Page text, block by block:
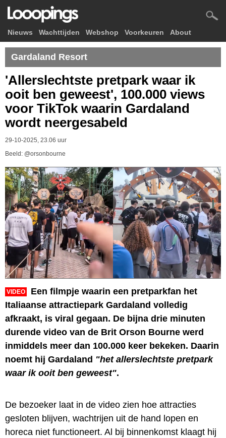
Nieuws Wachttijden Webshop Voorkeuren About
Gardaland Resort
'Allerslechtste pretpark waar ik
ooit ben geweest', 100.000 views
voor TikTok waarin Gardaland
wordt neergesabeld
29-10-2025, 23.06 uur
Beeld: @orsonbourne
VIDEO
Een filmpje waarin een pretparkfan het
Italiaanse attractiepark Gardaland volledig
afkraakt, is viral gegaan. De bijna drie minuten
durende video van de Brit Orson Bourne werd
inmiddels meer dan 100.000 keer bekeken. Daarin
noemt hij Gardaland "het allerslechtste pretpark
waar ik ooit ben geweest".
De bezoeker laat in de video zien hoe attracties
gesloten blijven, wachtrijen uit de hand lopen en
horeca niet functioneert. Al bij binnenkomst klaagt hij